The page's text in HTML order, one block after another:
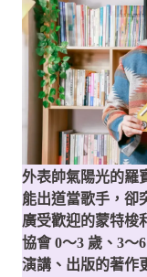
外表帥氣陽光的羅
能出道當歌手，卻
廣受歡迎的蒙特梭
協會 0～3 歲、3～
演講、出版的著作